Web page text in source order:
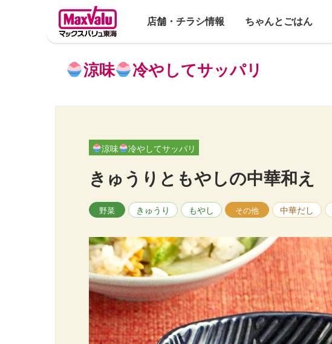
店舗・チラシ情報 ちゃんとごはん
涼味 冷やしてサッパリ
涼味 冷やしてサッパリ
きゅうりともやしの中華和え
野菜 きゅうり もやし その他 中華だし